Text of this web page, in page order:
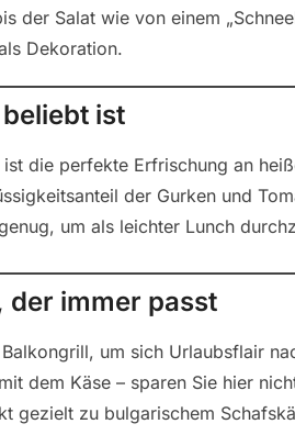
der Salat wie von einem
Dekoration.
ist
die perfekte Erfrischung an
der Gurken und
um als leichter Lunch
der immer passt
um sich Urlaubsflair
dem Käse – sparen Sie hier
gezielt zu bulgarischem